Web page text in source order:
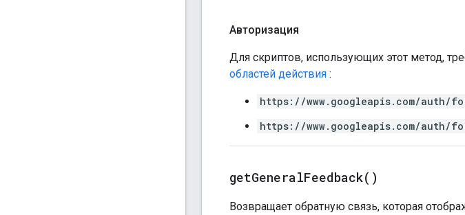
Авторизация
Для скриптов, использующих этот метод,
областей действия :
https://www.googleapis.com/auth/
https://www.googleapis.com/auth/
getGeneralFeedback( )
Возвращает обратную связь, которая